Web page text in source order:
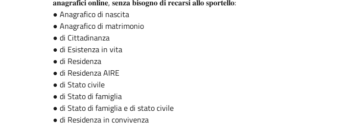
𝐚𝐧𝐚𝐠𝐫𝐚𝐟𝐢𝐜𝐢 𝐨𝐧𝐥𝐢𝐧𝐞, 𝐬𝐞𝐧𝐳𝐚 𝐛𝐢𝐬𝐨𝐠𝐧𝐨 𝐝𝐢 𝐫𝐞𝐜𝐚𝐫𝐬𝐢 𝐚𝐥𝐥𝐨 𝐬𝐩𝐨𝐫𝐭𝐞𝐥𝐥𝐨:
● Anagrafico di nascita
● Anagrafico di matrimonio
● di Cittadinanza
● di Esistenza in vita
● di Residenza
● di Residenza AIRE
● di Stato civile
● di Stato di famiglia
● di Stato di famiglia e di stato civile
● di Residenza in convivenza